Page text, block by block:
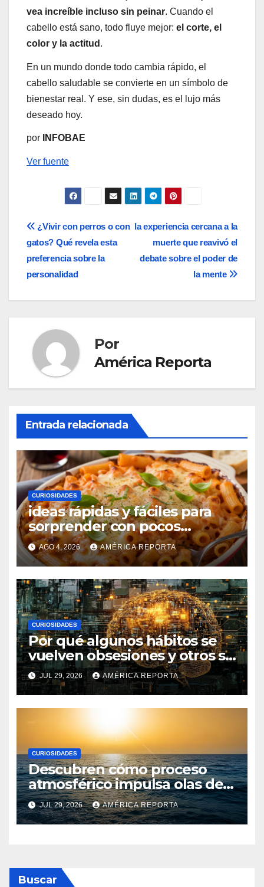
vea increíble incluso sin peinar. Cuando el
cabello está sano, todo fluye mejor: el corte, el
color y la actitud .
En un mundo donde todo cambia rápido, el
cabello saludable se convierte en un símbolo de
bienestar real. Y ese, sin dudas, es el lujo más
deseado hoy.
por INFOBAE
Ver fuente
Navegación
de
entradas
la experiencia cercana a la
muerte que reavivó el
debate sobre el poder de
la mente
¿Vivir con perros o con
gatos? Qué revela esta
preferencia sobre la
personalidad
Por
América Reporta
Entrada relacionada
CURIOSIDADES
ideas rápidas y fáciles para
sorprender con pocos
ingredientes
AGO 4, 2026 AMÉRICA REPORTA
CURIOSIDADES
Por qué algunos hábitos se
vuelven obsesiones y otros se
desvanecen
JUL 29, 2026 AMÉRICA REPORTA
CURIOSIDADES
Descubren cómo proceso
atmosférico impulsa olas de
calor marinas extremas
JUL 29, 2026 AMÉRICA REPORTA
Buscar